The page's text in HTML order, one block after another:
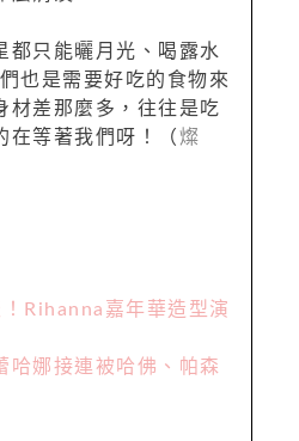
都只能曬月光、喝露水
也是需要好吃的食物來
材差那麼多，往往是吃
在等著我們呀！（ 燦
Rihanna嘉年華造型演
哈娜接連被哈佛、帕森